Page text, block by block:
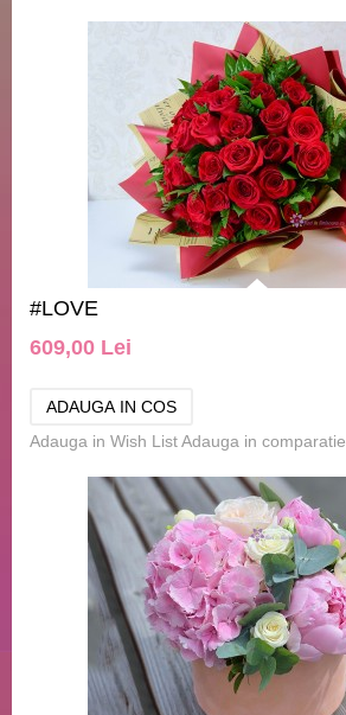
#LOVE
609,00 Lei
Adauga in Wish ListAdauga in comparatie